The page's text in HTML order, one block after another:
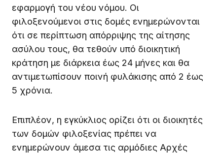
εφαρμογή του νέου νόμου. Οι
φιλοξενούμενοι στις δομές ενημερώνονται
ότι σε περίπτωση απόρριψης της αίτησης
ασύλου τους, θα τεθούν υπό διοικητική
κράτηση με διάρκεια έως 24 μήνες και θα
αντιμετωπίσουν ποινή φυλάκισης από 2 έως
5 χρόνια.
Επιπλέον, η εγκύκλιος ορίζει ότι οι διοικητές
των δομών φιλοξενίας πρέπει να
ενημερώνουν άμεσα τις αρμόδιες Αρχές